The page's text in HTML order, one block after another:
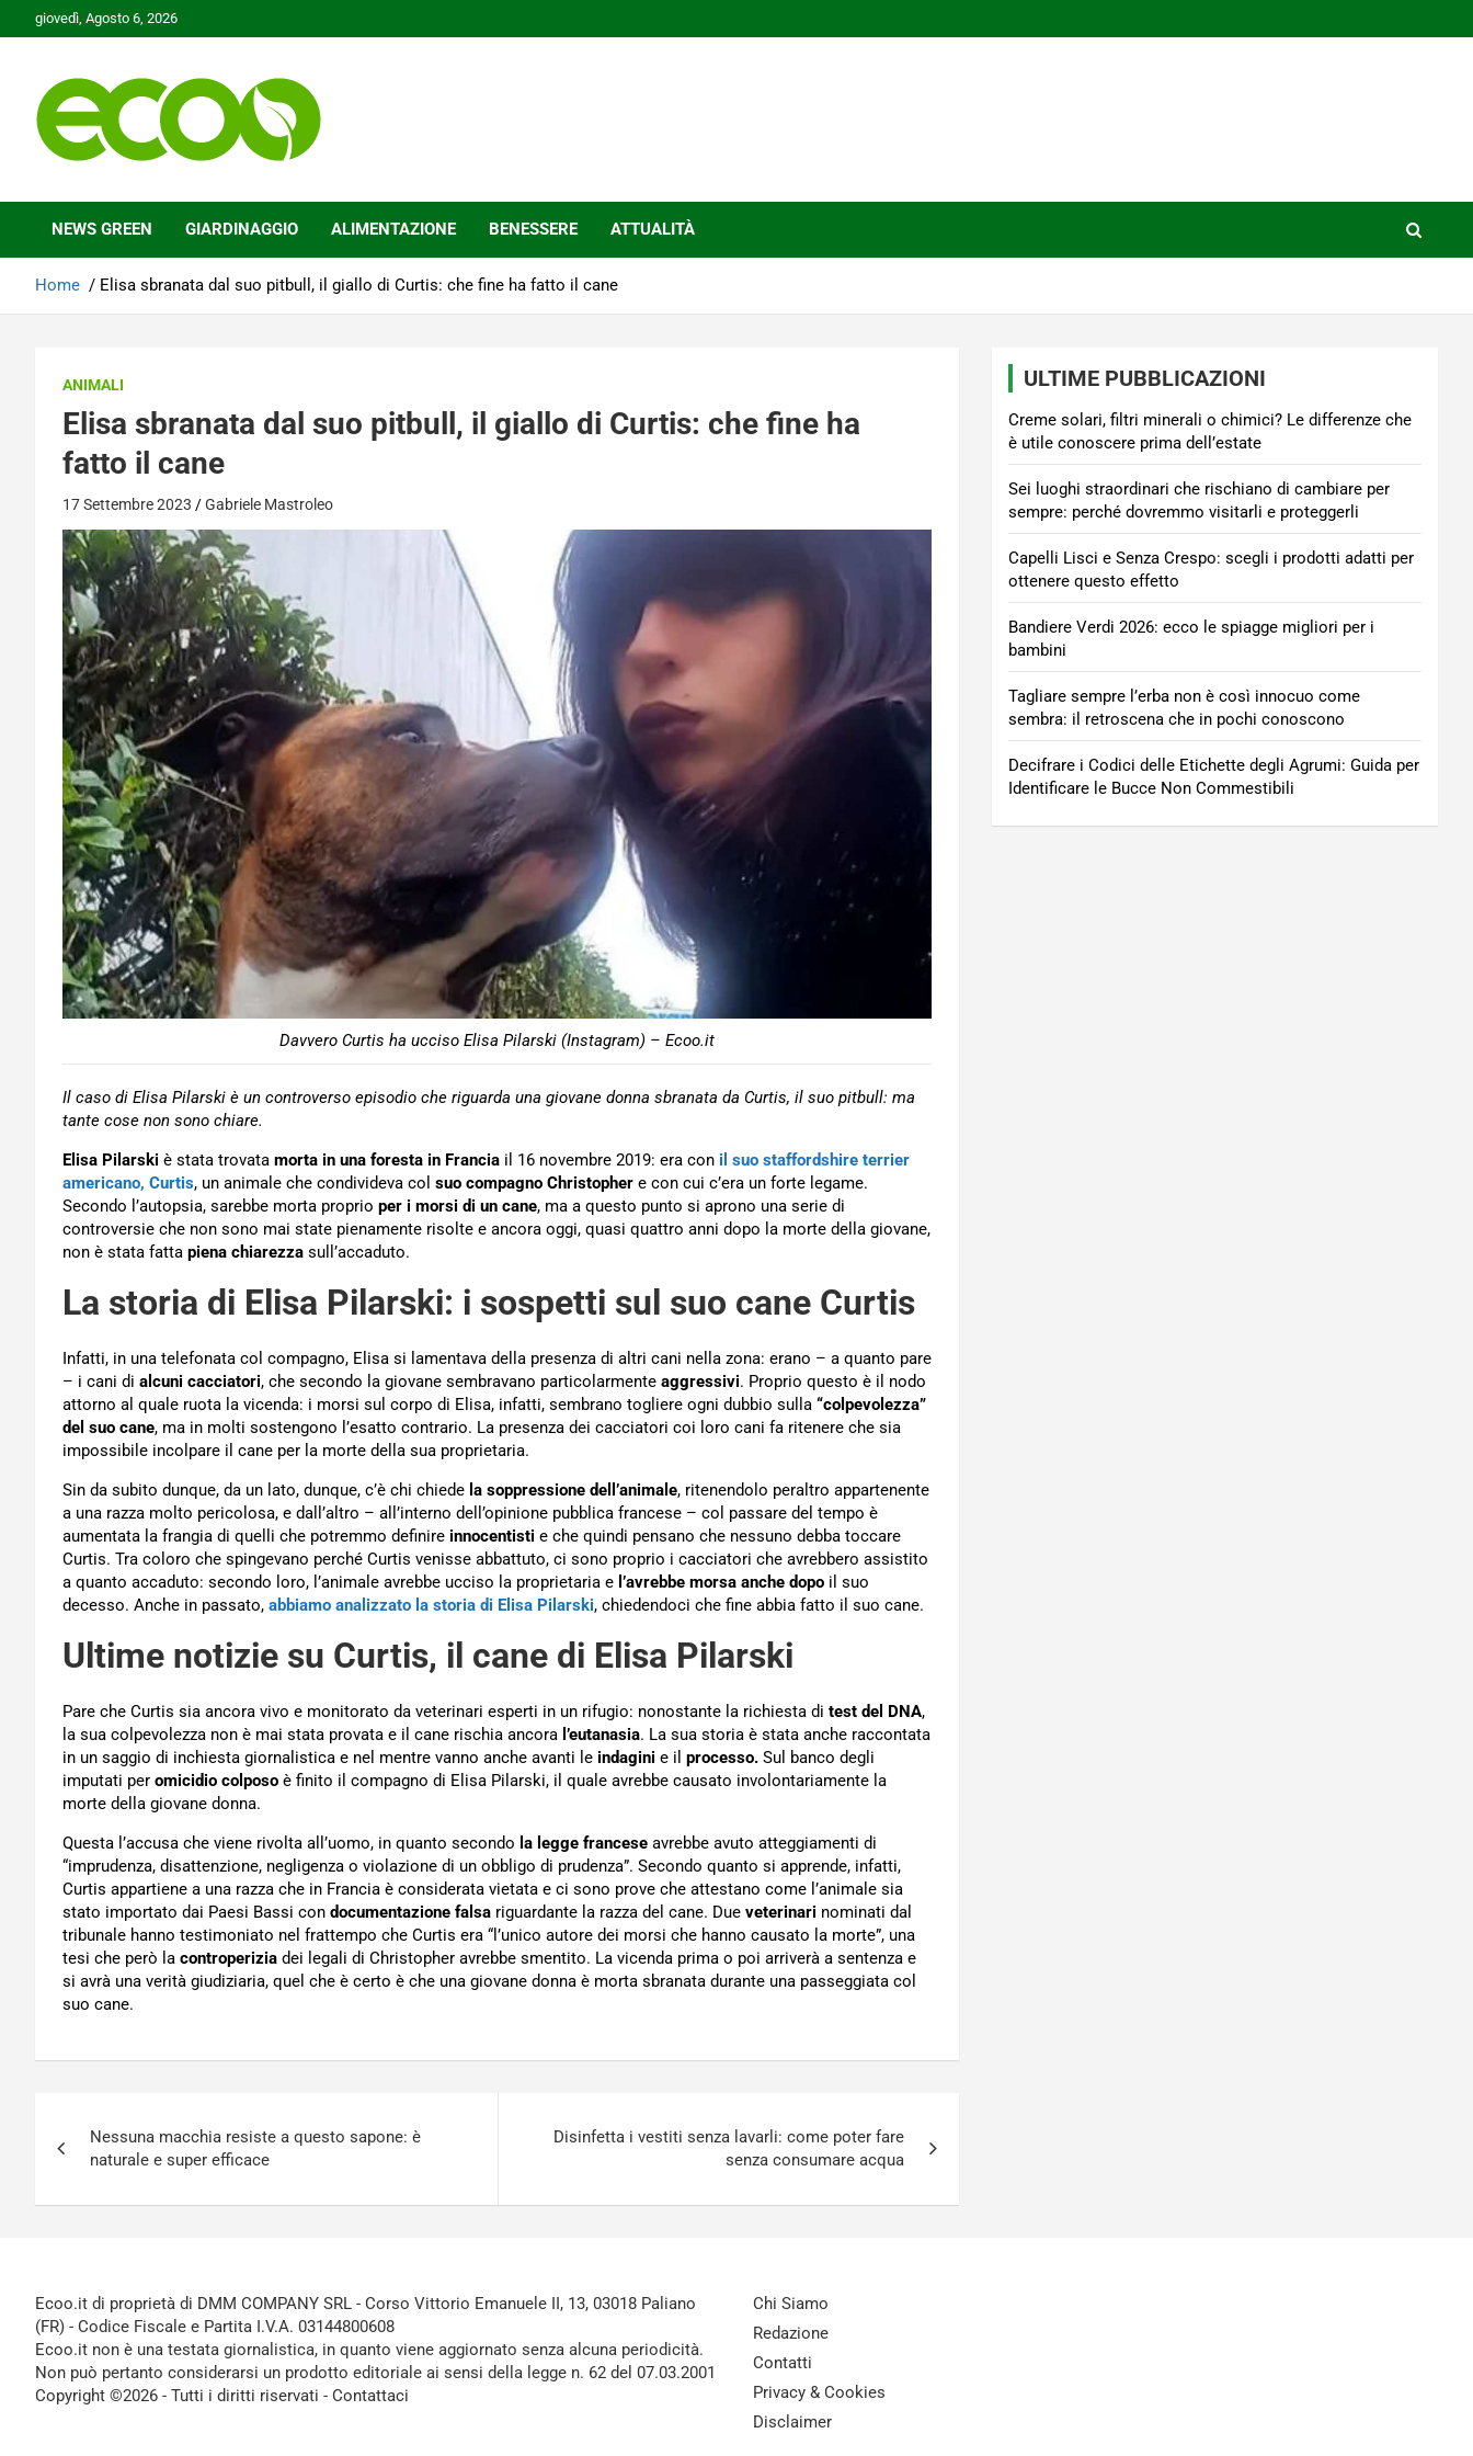
to
giovedì, Agosto 6, 2026
Ecoo.it
NEWS GREEN GIARDINAGGIO ALIMENTAZIONE BENESSERE ATTUALITÀ
Home Elisa sbranata dal suo pitbull, il giallo di Curtis: che fine ha fatto il cane
ANIMALI
Elisa sbranata dal suo pitbull, il giallo di Curtis: che fine ha
fatto il cane
17 Settembre 2023 Gabriele Mastroleo
Davvero Curtis ha ucciso Elisa Pilarski (Instagram) – Ecoo.it
Il caso di Elisa Pilarski è un controverso episodio che riguarda una giovane donna sbranata da Curtis, il suo pitbull: ma
tante cose non sono chiare.
Elisa Pilarski è stata trovata morta in una foresta in Francia il 16 novembre 2019: era con il suo staffordshire terrier
americano, Curtis, un animale che condivideva col suo compagno Christopher e con cui c’era un forte legame.
Secondo l’autopsia, sarebbe morta proprio per i morsi di un cane, ma a questo punto si aprono una serie di
controversie che non sono mai state pienamente risolte e ancora oggi, quasi quattro anni dopo la morte della giovane,
non è stata fatta piena chiarezza sull’accaduto.
La storia di Elisa Pilarski: i sospetti sul suo cane Curtis
Infatti, in una telefonata col compagno, Elisa si lamentava della presenza di altri cani nella zona: erano – a quanto pare
– i cani di alcuni cacciatori, che secondo la giovane sembravano particolarmente aggressivi. Proprio questo è il nodo
attorno al quale ruota la vicenda: i morsi sul corpo di Elisa, infatti, sembrano togliere ogni dubbio sulla “colpevolezza”
del suo cane, ma in molti sostengono l’esatto contrario. La presenza dei cacciatori coi loro cani fa ritenere che sia
impossibile incolpare il cane per la morte della sua proprietaria.
Sin da subito dunque, da un lato, dunque, c’è chi chiede la soppressione dell’animale, ritenendolo peraltro appartenente
a una razza molto pericolosa, e dall’altro – all’interno dell’opinione pubblica francese – col passare del tempo è
aumentata la frangia di quelli che potremmo definire innocentisti e che quindi pensano che nessuno debba toccare
Curtis. Tra coloro che spingevano perché Curtis venisse abbattuto, ci sono proprio i cacciatori che avrebbero assistito
a quanto accaduto: secondo loro, l’animale avrebbe ucciso la proprietaria e l’avrebbe morsa anche dopo il suo
decesso. Anche in passato, abbiamo analizzato la storia di Elisa Pilarski, chiedendoci che fine abbia fatto il suo cane.
Ultime notizie su Curtis, il cane di Elisa Pilarski
Pare che Curtis sia ancora vivo e monitorato da veterinari esperti in un rifugio: nonostante la richiesta di test del DNA,
la sua colpevolezza non è mai stata provata e il cane rischia ancora l’eutanasia. La sua storia è stata anche raccontata
in un saggio di inchiesta giornalistica e nel mentre vanno anche avanti le indagini e il processo. Sul banco degli
imputati per omicidio colposo è finito il compagno di Elisa Pilarski, il quale avrebbe causato involontariamente la
morte della giovane donna.
Questa l’accusa che viene rivolta all’uomo, in quanto secondo la legge francese avrebbe avuto atteggiamenti di
“imprudenza, disattenzione, negligenza o violazione di un obbligo di prudenza”. Secondo quanto si apprende, infatti,
Curtis appartiene a una razza che in Francia è considerata vietata e ci sono prove che attestano come l’animale sia
stato importato dai Paesi Bassi con documentazione falsa riguardante la razza del cane. Due veterinari nominati dal
tribunale hanno testimoniato nel frattempo che Curtis era “l’unico autore dei morsi che hanno causato la morte”, una
tesi che però la controperizia dei legali di Christopher avrebbe smentito. La vicenda prima o poi arriverà a sentenza e
si avrà una verità giudiziaria, quel che è certo è che una giovane donna è morta sbranata durante una passeggiata col
suo cane.
articoli
Nessuna macchia resiste a questo sapone: è
naturale e super efficace
Disinfetta i vestiti senza lavarli: come poter fare
senza consumare acqua
ULTIME PUBBLICAZIONI
Creme solari, filtri minerali o chimici? Le differenze che
è utile conoscere prima dell’estate
Sei luoghi straordinari che rischiano di cambiare per
sempre: perché dovremmo visitarli e proteggerli
Capelli Lisci e Senza Crespo: scegli i prodotti adatti per
ottenere questo effetto
Bandiere Verdi 2026: ecco le spiagge migliori per i
bambini
Tagliare sempre l’erba non è così innocuo come
sembra: il retroscena che in pochi conoscono
Decifrare i Codici delle Etichette degli Agrumi: Guida per
Identificare le Bucce Non Commestibili
Ecoo.it di proprietà di DMM COMPANY SRL - Corso Vittorio Emanuele II, 13, 03018 Paliano
(FR) - Codice Fiscale e Partita I.V.A. 03144800608
Ecoo.it non è una testata giornalistica, in quanto viene aggiornato senza alcuna periodicità.
Non può pertanto considerarsi un prodotto editoriale ai sensi della legge n. 62 del 07.03.2001
Copyright ©2026 - Tutti i diritti riservati - Contattaci
Chi Siamo
Redazione
Contatti
Privacy & Cookies
Disclaimer